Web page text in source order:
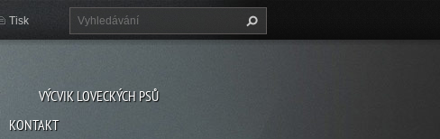
VÝCVIK LOVECKÝCH PSŮ
KONTAKT
Tisk